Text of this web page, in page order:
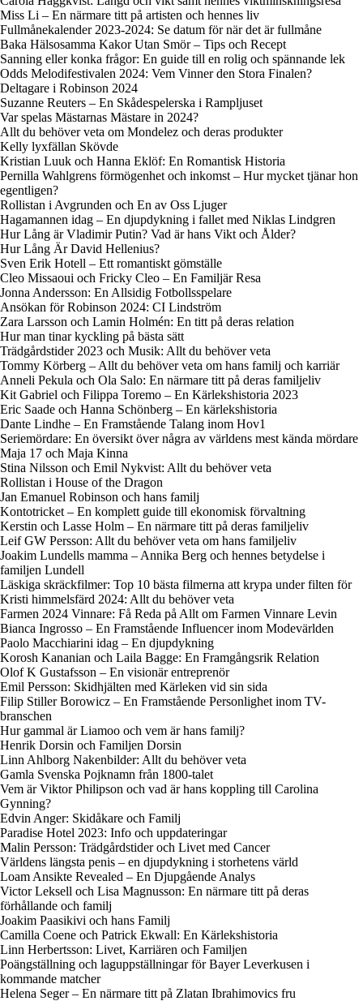
Miss Li – En närmare titt på artisten och hennes liv
Fullmånekalender 2023-2024: Se datum för när det är fullmåne
Baka Hälsosamma Kakor Utan Smör – Tips och Recept
Sanning eller konka frågor: En guide till en rolig och spännande lek
Odds Melodifestivalen 2024: Vem Vinner den Stora Finalen?
Deltagare i Robinson 2024
Suzanne Reuters – En Skådespelerska i Rampljuset
Var spelas Mästarnas Mästare in 2024?
Allt du behöver veta om Mondelez och deras produkter
Kelly lyxfällan Skövde
Kristian Luuk och Hanna Eklöf: En Romantisk Historia
Pernilla Wahlgrens förmögenhet och inkomst – Hur mycket tjänar hon
egentligen?
Rollistan i Avgrunden och En av Oss Ljuger
Hagamannen idag – En djupdykning i fallet med Niklas Lindgren
Hur Lång är Vladimir Putin? Vad är hans Vikt och Ålder?
Hur Lång Är David Hellenius?
Sven Erik Hotell – Ett romantiskt gömställe
Cleo Missaoui och Fricky Cleo – En Familjär Resa
Jonna Andersson: En Allsidig Fotbollsspelare
Ansökan för Robinson 2024: CI Lindström
Zara Larsson och Lamin Holmén: En titt på deras relation
Hur man tinar kyckling på bästa sätt
Trädgårdstider 2023 och Musik: Allt du behöver veta
Tommy Körberg – Allt du behöver veta om hans familj och karriär
Anneli Pekula och Ola Salo: En närmare titt på deras familjeliv
Kit Gabriel och Filippa Toremo – En Kärlekshistoria 2023
Eric Saade och Hanna Schönberg – En kärlekshistoria
Dante Lindhe – En Framstående Talang inom Hov1
Seriemördare: En översikt över några av världens mest kända mördare
Maja 17 och Maja Kinna
Stina Nilsson och Emil Nykvist: Allt du behöver veta
Rollistan i House of the Dragon
Jan Emanuel Robinson och hans familj
Kontotricket – En komplett guide till ekonomisk förvaltning
Kerstin och Lasse Holm – En närmare titt på deras familjeliv
Leif GW Persson: Allt du behöver veta om hans familjeliv
Joakim Lundells mamma – Annika Berg och hennes betydelse i
familjen Lundell
Läskiga skräckfilmer: Top 10 bästa filmerna att krypa under filten för
Kristi himmelsfärd 2024: Allt du behöver veta
Farmen 2024 Vinnare: Få Reda på Allt om Farmen Vinnare Levin
Bianca Ingrosso – En Framstående Influencer inom Modevärlden
Paolo Macchiarini idag – En djupdykning
Korosh Kananian och Laila Bagge: En Framgångsrik Relation
Olof K Gustafsson – En visionär entreprenör
Emil Persson: Skidhjälten med Kärleken vid sin sida
Filip Stiller Borowicz – En Framstående Personlighet inom TV-
branschen
Hur gammal är Liamoo och vem är hans familj?
Henrik Dorsin och Familjen Dorsin
Linn Ahlborg Nakenbilder: Allt du behöver veta
Gamla Svenska Pojknamn från 1800-talet
Vem är Viktor Philipson och vad är hans koppling till Carolina
Gynning?
Edvin Anger: Skidåkare och Familj
Paradise Hotel 2023: Info och uppdateringar
Malin Persson: Trädgårdstider och Livet med Cancer
Världens längsta penis – en djupdykning i storhetens värld
Loam Ansikte Revealed – En Djupgående Analys
Victor Leksell och Lisa Magnusson: En närmare titt på deras
förhållande och familj
Joakim Paasikivi och hans Familj
Camilla Coene och Patrick Ekwall: En Kärlekshistoria
Linn Herbertsson: Livet, Karriären och Familjen
Poängställning och laguppställningar för Bayer Leverkusen i
kommande matcher
Helena Seger – En närmare titt på Zlatan Ibrahimovics fru